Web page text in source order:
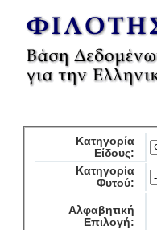
Κατηγορία
Είδους:
Κατηγορία
Φυτού:
Αλφαβητική
Επιλογή: